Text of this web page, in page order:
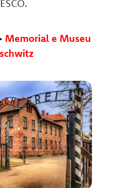
Memorial e Museu